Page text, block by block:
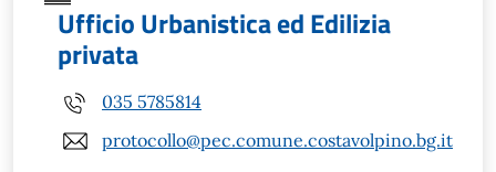
Ufficio Urbanistica ed Edilizia
privata
035 5785814
protocollo@pec.comune.costavolpino.bg.it